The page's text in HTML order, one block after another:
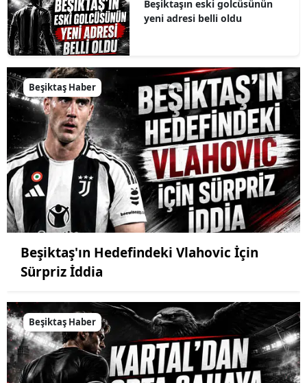
Beşiktaşın eski golcüsünün
yeni adresi belli oldu
Beşiktaş Haber
Beşiktaş'ın Hedefindeki Vlahovic İçin
Sürpriz İddia
Beşiktaş Haber